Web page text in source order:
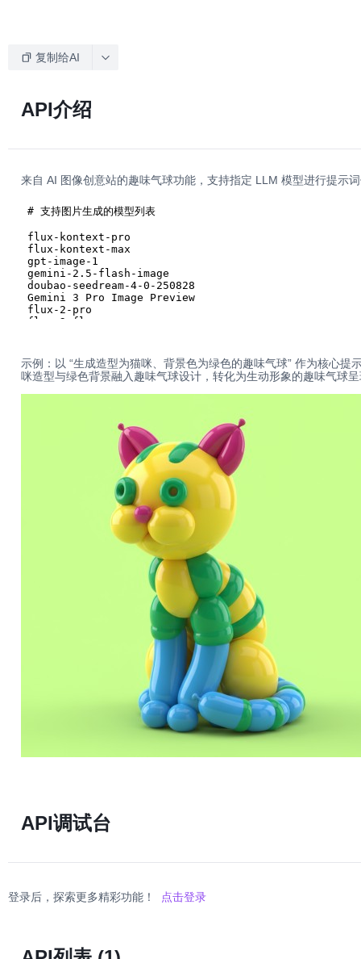
复制给AI
API介绍
来自 AI 图像创意站的趣味气球功能，支持指定 LLM 模型进行提示
示例：以 “生成造型为猫咪、背景色为绿色的趣味气球” 作为核心
咪造型与绿色背景融入趣味气球设计，转化为生动形象的趣味气球
API调试台
登录后，探索更多精彩功能！ 点击登录